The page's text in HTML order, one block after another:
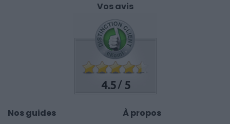
Vos avis
4.5 /5
Nos guides À propos